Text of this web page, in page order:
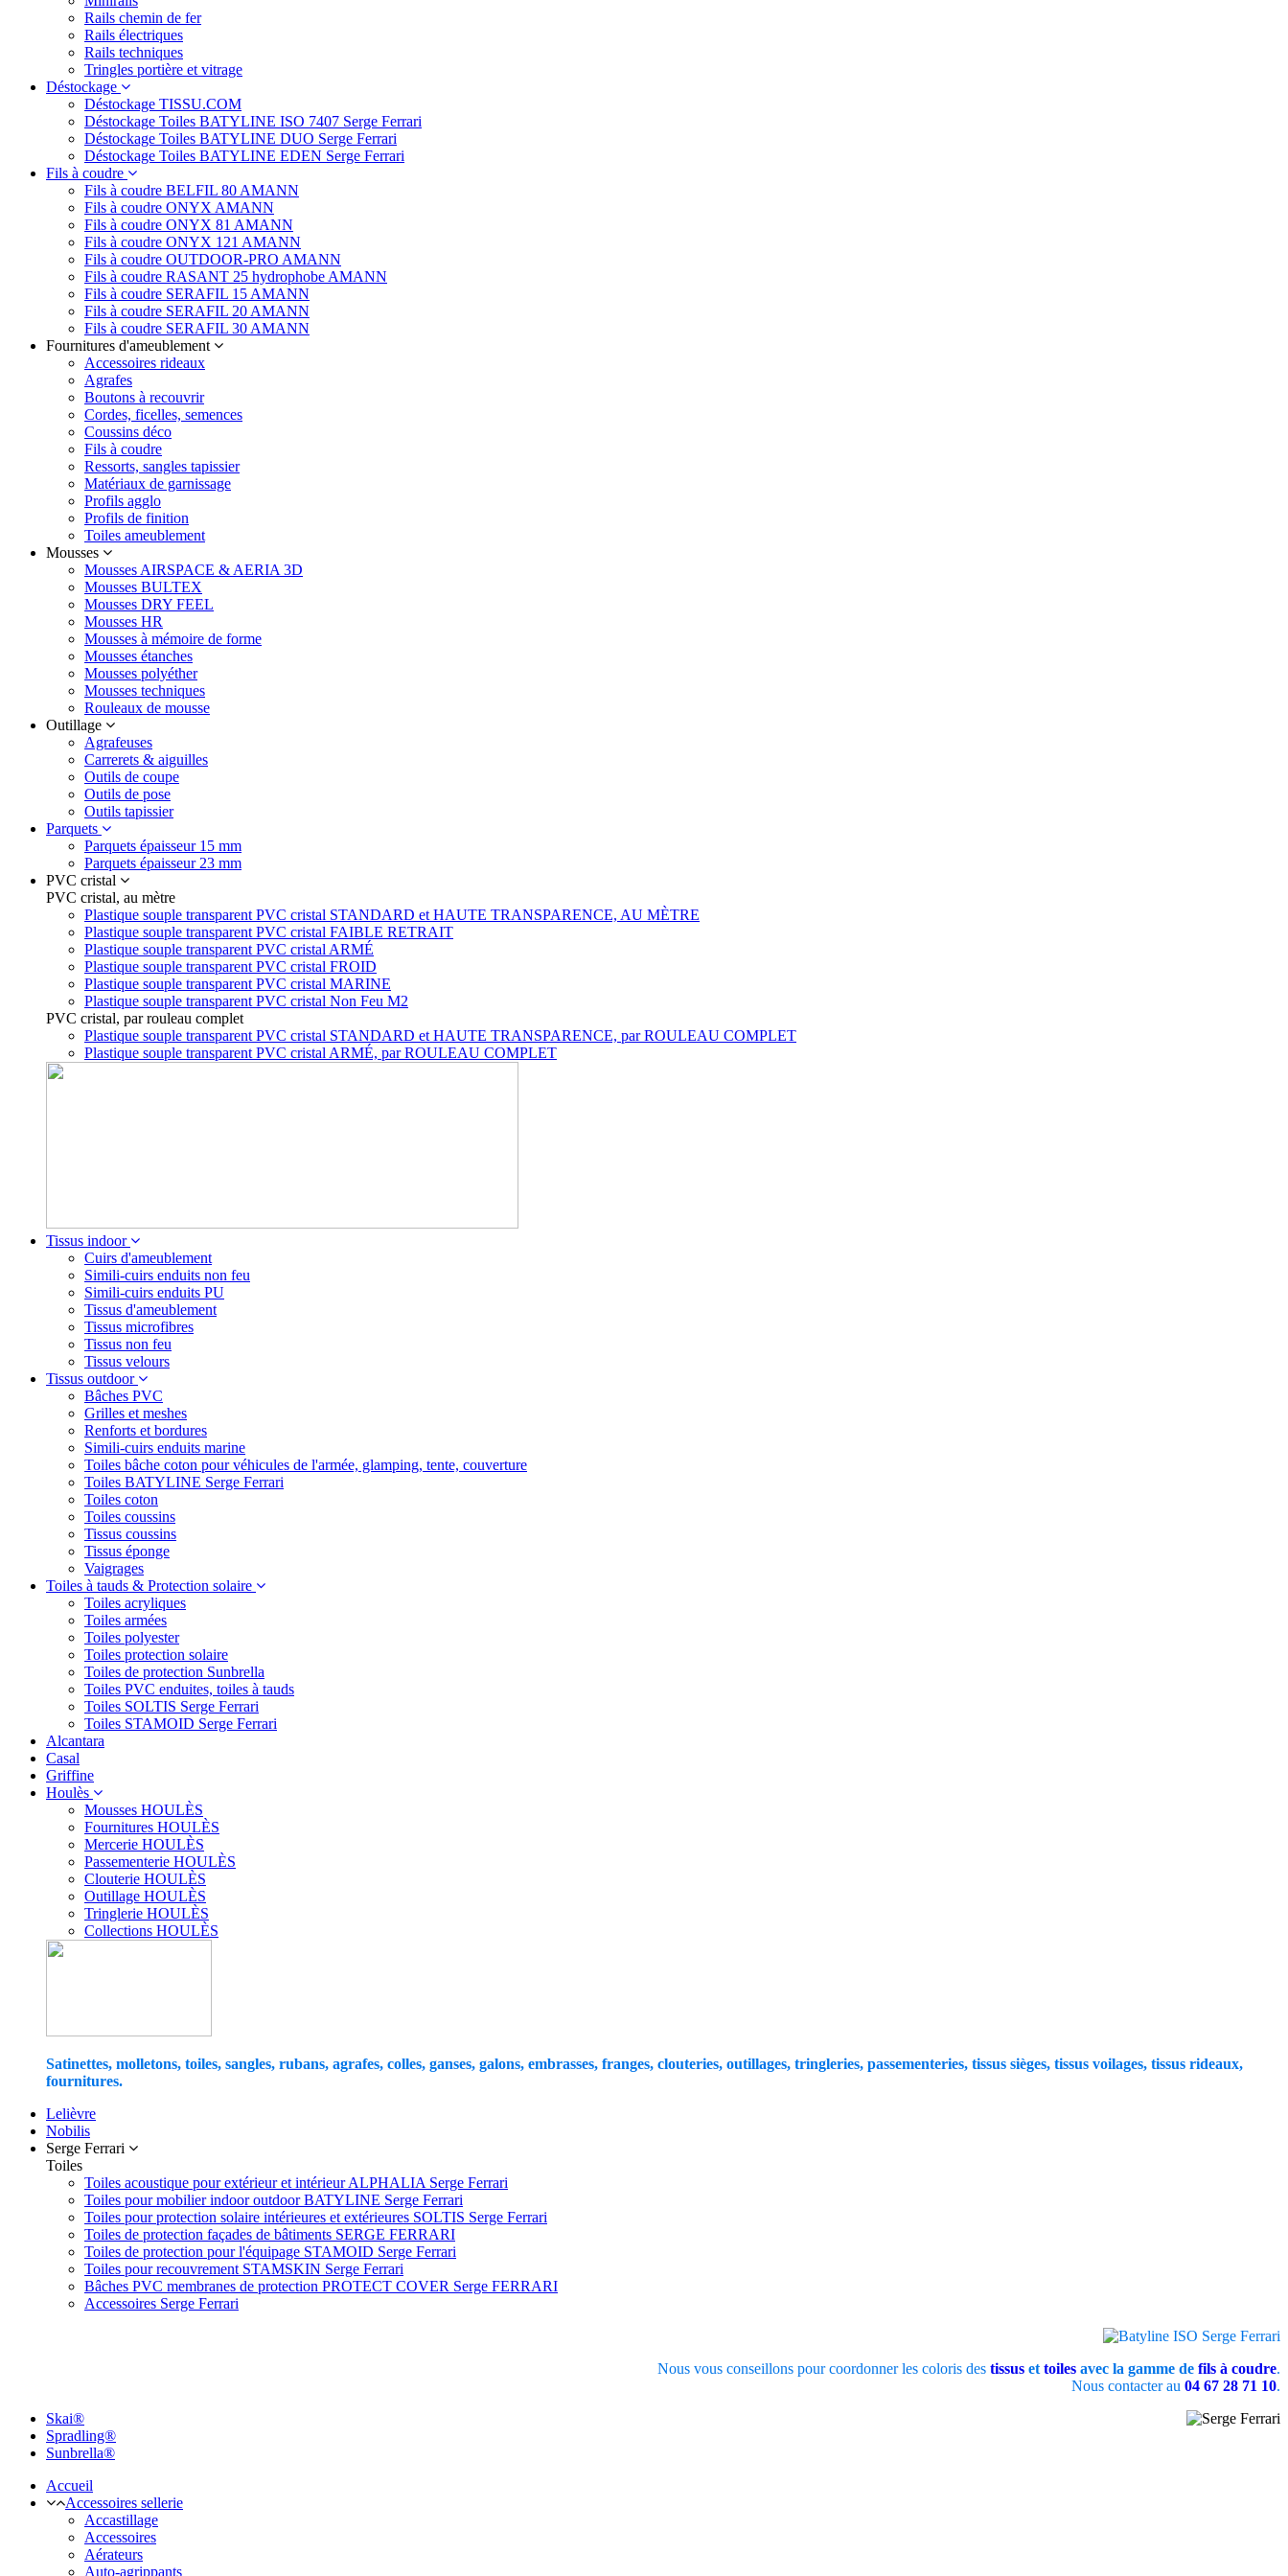
Rails chemin de fer
Rails électriques
Rails techniques
Tringles portière et vitrage
Déstockage
Déstockage TISSU.COM
Déstockage Toiles BATYLINE ISO 7407 Serge Ferrari
Déstockage Toiles BATYLINE DUO Serge Ferrari
Déstockage Toiles BATYLINE EDEN Serge Ferrari
Fils à coudre
Fils à coudre BELFIL 80 AMANN
Fils à coudre ONYX AMANN
Fils à coudre ONYX 81 AMANN
Fils à coudre ONYX 121 AMANN
Fils à coudre OUTDOOR-PRO AMANN
Fils à coudre RASANT 25 hydrophobe AMANN
Fils à coudre SERAFIL 15 AMANN
Fils à coudre SERAFIL 20 AMANN
Fils à coudre SERAFIL 30 AMANN
Fournitures d'ameublement
Accessoires rideaux
Agrafes
Boutons à recouvrir
Cordes, ficelles, semences
Coussins déco
Fils à coudre
Ressorts, sangles tapissier
Matériaux de garnissage
Profils agglo
Profils de finition
Toiles ameublement
Mousses
Mousses AIRSPACE & AERIA 3D
Mousses BULTEX
Mousses DRY FEEL
Mousses HR
Mousses à mémoire de forme
Mousses étanches
Mousses polyéther
Mousses techniques
Rouleaux de mousse
Outillage
Agrafeuses
Carrerets & aiguilles
Outils de coupe
Outils de pose
Outils tapissier
Parquets
Parquets épaisseur 15 mm
Parquets épaisseur 23 mm
PVC cristal
PVC cristal, au mètre
Plastique souple transparent PVC cristal STANDARD et HAUTE TRANSPARENCE, AU MÈTRE
Plastique souple transparent PVC cristal FAIBLE RETRAIT
Plastique souple transparent PVC cristal ARMÉ
Plastique souple transparent PVC cristal FROID
Plastique souple transparent PVC cristal MARINE
Plastique souple transparent PVC cristal Non Feu M2
PVC cristal, par rouleau complet
Plastique souple transparent PVC cristal STANDARD et HAUTE TRANSPARENCE, par ROULEAU COMPLET
Plastique souple transparent PVC cristal ARMÉ, par ROULEAU COMPLET
Tissus indoor
Cuirs d'ameublement
Simili-cuirs enduits non feu
Simili-cuirs enduits PU
Tissus d'ameublement
Tissus microfibres
Tissus non feu
Tissus velours
Tissus outdoor
Bâches PVC
Grilles et meshes
Renforts et bordures
Simili-cuirs enduits marine
Toiles bâche coton pour véhicules de l'armée, glamping, tente, couverture
Toiles BATYLINE Serge Ferrari
Toiles coton
Toiles coussins
Tissus coussins
Tissus éponge
Vaigrages
Toiles à tauds & Protection solaire
Toiles acryliques
Toiles armées
Toiles polyester
Toiles protection solaire
Toiles de protection Sunbrella
Toiles PVC enduites, toiles à tauds
Toiles SOLTIS Serge Ferrari
Toiles STAMOID Serge Ferrari
Alcantara
Casal
Griffine
Houlès
Mousses HOULÈS
Fournitures HOULÈS
Mercerie HOULÈS
Passementerie HOULÈS
Clouterie HOULÈS
Outillage HOULÈS
Tringlerie HOULÈS
Collections HOULÈS
Satinettes, molletons, toiles, sangles, rubans, agrafes, colles, ganses, galons, embrasses, franges, clouteries, outillages, tringleries, passementeries, tissus sièges, tissus voilages, tissus rideaux,
fournitures.
Lelièvre
Nobilis
Serge Ferrari
Toiles
Toiles acoustique pour extérieur et intérieur ALPHALIA Serge Ferrari
Toiles pour mobilier indoor outdoor BATYLINE Serge Ferrari
Toiles pour protection solaire intérieures et extérieures SOLTIS Serge Ferrari
Toiles de protection façades de bâtiments SERGE FERRARI
Toiles de protection pour l'équipage STAMOID Serge Ferrari
Toiles pour recouvrement STAMSKIN Serge Ferrari
Bâches PVC membranes de protection PROTECT COVER Serge FERRARI
Accessoires Serge Ferrari
Nous vous conseillons pour coordonner les coloris des tissus et toiles avec la gamme de fils à coudre.
Nous contacter au 04 67 28 71 10.
Skai®
Spradling®
Sunbrella®
Accueil
Accessoires sellerie
Accastillage
Accessoires
Aérateurs
Auto-agrippants